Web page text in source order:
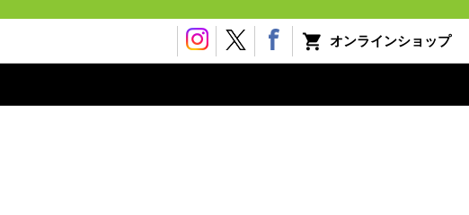
オンラインショップ